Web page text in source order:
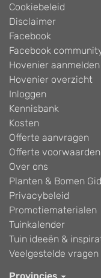
Cookiebeleid
Disclaimer
Facebook
Facebook
Hovenier aanmelden
Hovenier overzicht
Inloggen
Kennisbank
Kosten
Offerte aanvragen
Offerte voorwaarden
Over ons
Planten & Bomen
Privacybeleid
Promotiematerialen
Tuinkalender
Tuin ideeën &
Veelgestelde vragen